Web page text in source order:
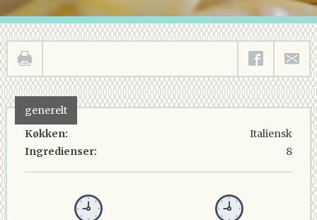
generelt
Køkken:
Ingredienser:
Italiensk
8